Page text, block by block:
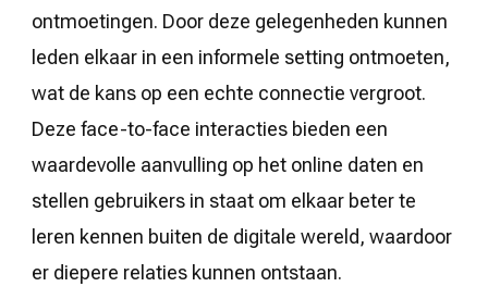
ontmoetingen. Door deze gelegenheden kunnen
leden elkaar in een informele setting ontmoeten,
wat de kans op een echte connectie vergroot.
Deze face-to-face interacties bieden een
waardevolle aanvulling op het online daten en
stellen gebruikers in staat om elkaar beter te
leren kennen buiten de digitale wereld, waardoor
er diepere relaties kunnen ontstaan.